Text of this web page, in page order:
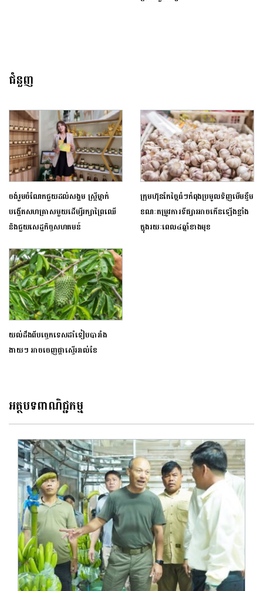
ជំនួញ
ចង់រួមចំណែកជួយដល់សង្គម ស្ត្រីម្នាក់
បង្កើតសហគ្រាសមួយដើម្បីរក្សាព្រៃឈើ
និងជួយសេដ្ឋកិច្ច​សហគមន៍
ក្រុមហ៊ុនកែច្នៃធំៗកំពុងប្រមូលទិញមើមខ្ទឹម
ខណៈតម្រូវការទីផ្សារអាចកើនឡើងខ្លាំង
ក្នុងរយៈពេល៤ឆ្នាំខាងមុខ
យល់ដឹងពីបច្ចេកទេសដាំទៀបបារាំង
ងាយៗ អាចចេញផ្កាស្ទើររាល់ខែ
អត្ថបទពាណិជ្ជកម្ម